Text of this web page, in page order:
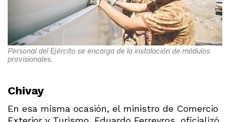
Personal del Ejército se encarga de la instalación de módulos
provisionales.
Chivay
En esa misma ocasión, el ministro de Comercio